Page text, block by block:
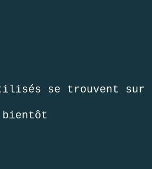
se trouvent sur
bientôt